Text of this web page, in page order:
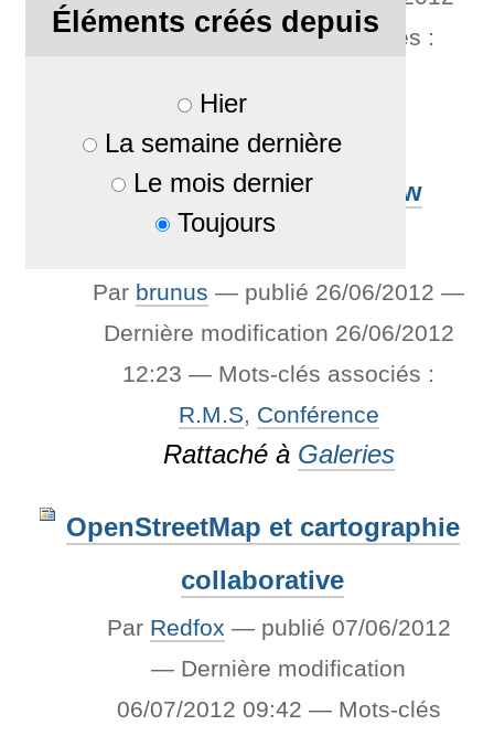
Éléments créés depuis
Hier
La semaine dernière
Le mois dernier
Toujours
10:02 — Mots-clés associés :
Rattaché à
Conf de Richard Matthew
Stallman
Par brunus — publié 26/06/2012—
Dernière modification 26/06/2012
12:23— Mots-clés associés :
R.M.S, Conférence
Rattaché à Galeries
OpenStreetMap et cartographie
collaborative
Par Redfox — publié 07/06/2012
— Dernière modification
06/07/2012 09:42 — Mots-clés